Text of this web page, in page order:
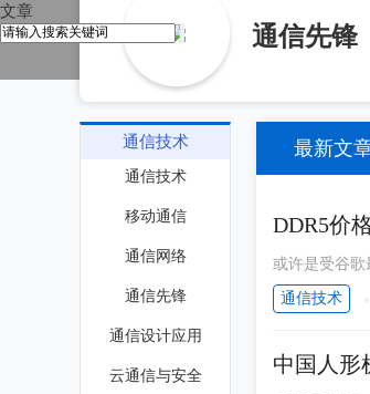
通信先锋
最新文
DDR5价
或许是受谷歌
内存条价格普
通信技术
中国人形
通信技术
通信技术
移动通信
通信网络
通信先锋
通信设计应用
云通信与安全
文章